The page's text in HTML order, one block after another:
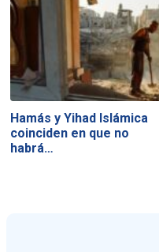
Hamás y Yihad Islámica
coinciden en que no
habrá…